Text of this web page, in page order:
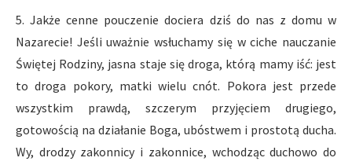
5. Jakże cenne pouczenie dociera dziś do nas z domu w
Nazarecie! Jeśli uważnie wsłuchamy się w ciche nauczanie
Świętej Rodziny, jasna staje się droga, którą mamy iść: jest
to droga pokory, matki wielu cnót. Pokora jest przede
wszystkim prawdą, szczerym przyjęciem drugiego,
gotowością na działanie Boga, ubóstwem i prostotą ducha.
Wy, drodzy zakonnicy i zakonnice, wchodząc duchowo do